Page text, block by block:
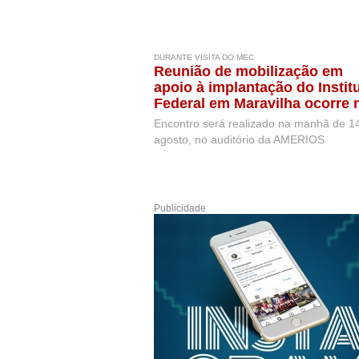
DURANTE VISITA DO MEC
Reunião de mobilização em
apoio à implantação do
Federal em Maravilha ocorre
próxima semana, durante
de representantes do MEC
Encontro será realizado na manhã de
agosto, no auditório da AMERIOS
Publicidade